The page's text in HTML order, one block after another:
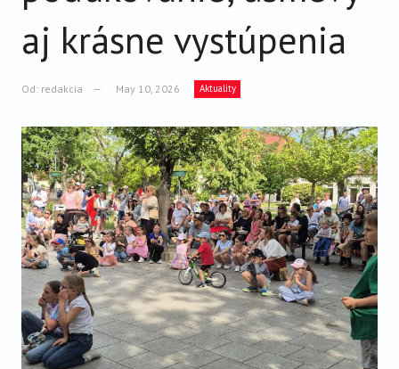
VIDEO
AUDIO
aj krásne vystúpenia
Od: redakcia May 10, 2026 Aktuality